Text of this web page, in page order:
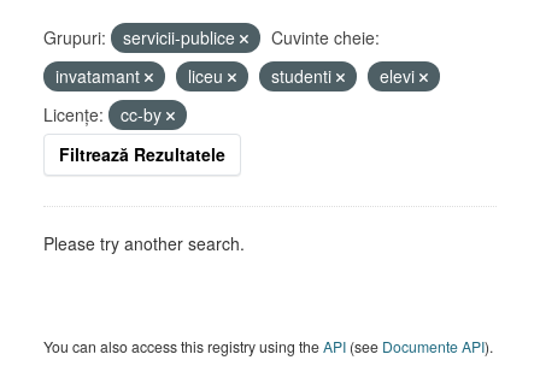
Grupuri: servicii-publice
Cuvinte cheie:
invatamant
liceu studenti
elevi
Licenţe:
cc-by
Filtrează Rezultatele
Please try another search.
You can also access this registry using theAPI (see Documente API).